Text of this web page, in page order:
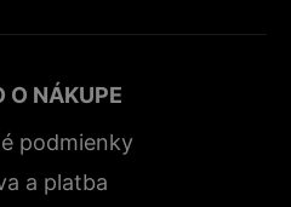
O NÁKUPE
podmienky
a platba